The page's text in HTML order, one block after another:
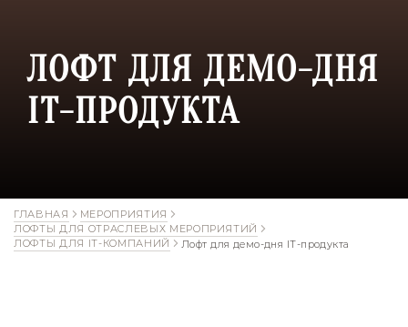
ЛОФТ ДЛЯ ДЕМО-ДНЯ
IT-ПРОДУКТА
ГЛАВНАЯ
МЕРОПРИЯТИЯ
ЛОФТЫ ДЛЯ ОТРАСЛЕВЫХ МЕРОПРИЯТИЙ
ЛОФТЫ ДЛЯ IT-КОМПАНИЙ
Лофт для демо-дня IT-продукта